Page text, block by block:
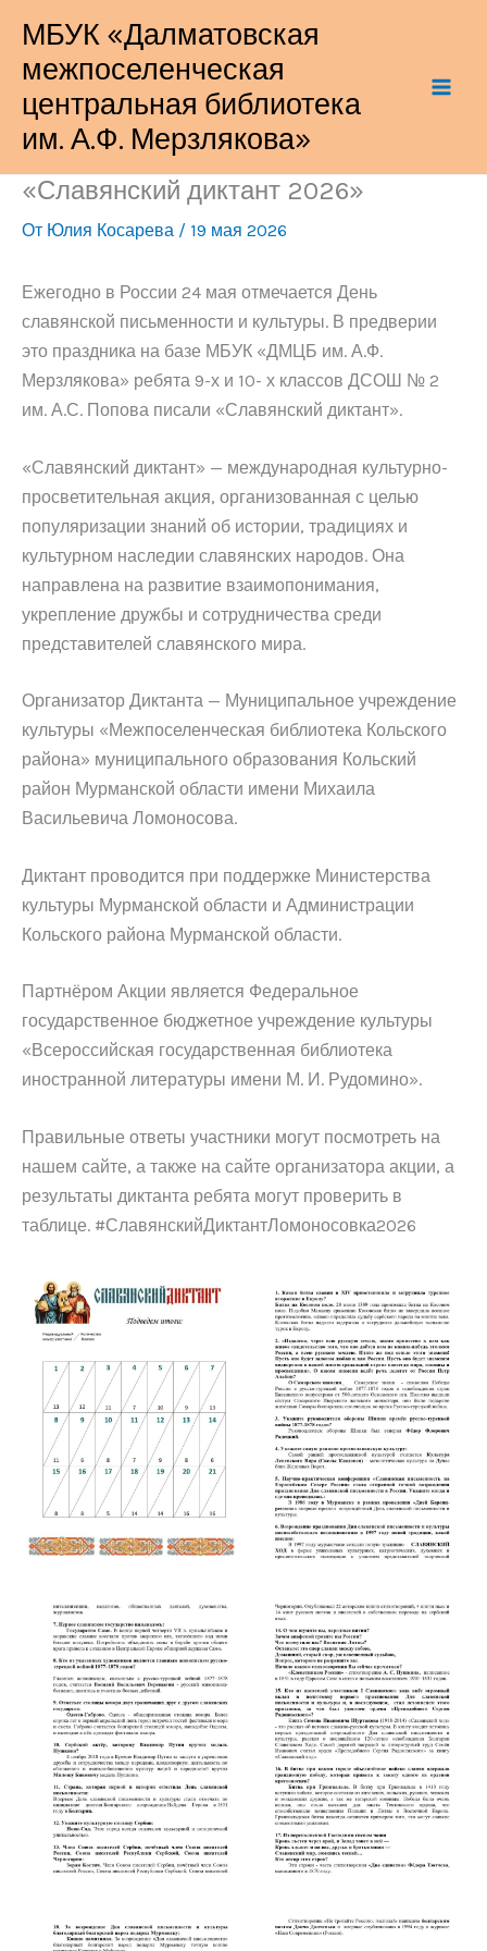
содержимому
МБУК «Далматовская
межпоселенческая
центральная библиотека
им. А.Ф. Мерзлякова»
«Славянский диктант 2026»
От Юлия Косарева / 19 мая 2026
Ежегодно в России 24 мая отмечается День
славянской письменности и культуры. В предверии
это праздника на базе МБУК «ДМЦБ им. А.Ф.
Мерзлякова» ребята 9-х и 10- х классов ДСОШ № 2
им. А.С. Попова писали «Славянский диктант».
«Славянский диктант» — международная культурно-
просветительная акция, организованная с целью
популяризации знаний об истории, традициях и
культурном наследии славянских народов. Она
направлена на развитие взаимопонимания,
укрепление дружбы и сотрудничества среди
представителей славянского мира.
Организатор Диктанта — Муниципальное учреждение
культуры «Межпоселенческая библиотека Кольского
района» муниципального образования Кольский
район Мурманской области имени Михаила
Васильевича Ломоносова.
Диктант проводится при поддержке Министерства
культуры Мурманской области и Администрации
Кольского района Мурманской области.
Партнёром Акции является Федеральное
государственное бюджетное учреждение культуры
«Всероссийская государственная библиотека
иностранной литературы имени М. И. Рудомино».
Правильные ответы участники могут посмотреть на
нашем сайте, а также на сайте организатора акции, а
результаты диктанта ребята могут проверить в
таблице. #СлавянскийДиктантЛомоносовка2026